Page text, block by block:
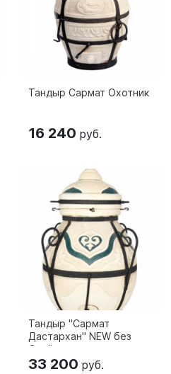
Тандыр Сармат Охотник
16 240 руб.
Тандыр "Сармат
Дастархан" NEW без
Стойки
33 200 руб.